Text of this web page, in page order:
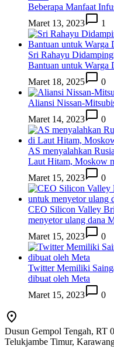
Beberapa Manfaat
Maret 13, 2023
1
Sri Rahayu
Bantuan untuk Warga
Maret 18, 2025
0
Aliansi Nissan-
Maret 14, 2023
0
AS menyalahkan
Laut Hitam, Moskow
Maret 15, 2023
0
CEO Silicon Valley
menyetor ulang dana
Maret 15, 2023
0
Twitter Memiliki
dibuat oleh Meta
Maret 15, 2023
0
Dusun Gempol Tengah, RT
Telukjambe Timur,